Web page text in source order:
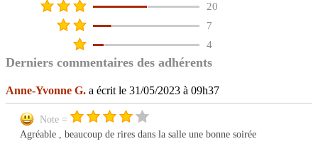
20
7
4
Derniers commentaires des adhérents
Anne-Yvonne G. a écrit le 31/05/2023 à 09h37
Note =
Agréable , beaucoup de rires dans la salle une bonne soirée